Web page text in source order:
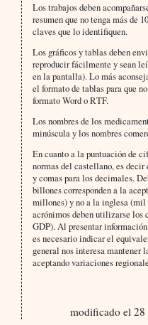
Los trabajos deben
resumen que no tenga más de
claves que lo identifiquen.
Los gráficos y tablas deben
reproducir fácilmente y sean
en la pantalla). Lo más
el formato de tablas para que
formato Word o RTF.
Los nombres de los
minúscula y los nombres
En cuanto a la puntuación de
normas del castellano, es
y comas para los decimales.
billones corresponden a la
millones) y no a la inglesa
acrónimos deben utilizarse los
GDP). Al presentar
es necesario indicar el
general nos interesa
aceptando variaciones
modificado el 28